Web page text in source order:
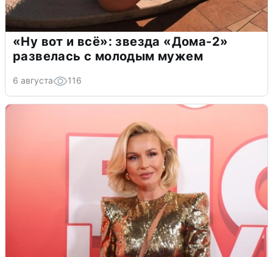
«Ну вот и всё»: звезда «Дома-2»
развелась с молодым мужем
6 августа 116